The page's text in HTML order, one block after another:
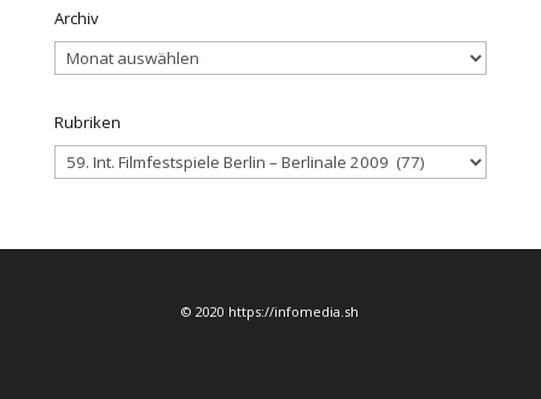
Archiv
Archiv
Rubriken
Rubriken
© 2020 https://infomedia.sh